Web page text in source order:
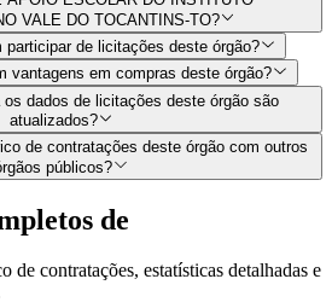
VALE DO TOCANTINS-TO?
participar de licitações deste órgão?
vantagens em compras deste órgão?
os dados de licitações deste órgão são
atualizados?
de contratações deste órgão com outros
públicos?
de
de contratações, estatísticas detalhadas e